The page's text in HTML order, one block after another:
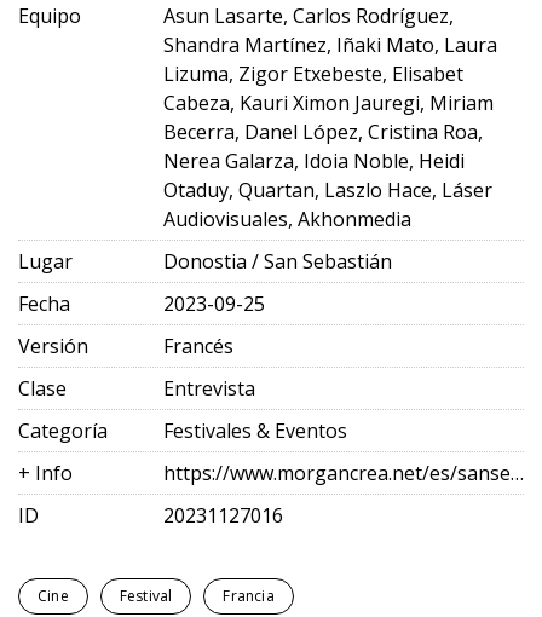
Equipo
Asun Lasarte, Carlos Rodríguez,
Shandra Martínez, Iñaki Mato, Laura
Lizuma, Zigor Etxebeste, Elisabet
Cabeza, Kauri Ximon Jauregi, Miriam
Becerra, Danel López, Cristina Roa,
Nerea Galarza, Idoia Noble, Heidi
Otaduy, Quartan, Laszlo Hace, Láser
Audiovisuales, Akhonmedia
Lugar
Donostia / San Sebastián
Fecha
2023-09-25
Versión
Francés
Clase
Entrevista
Categoría
Festivales & Eventos
+ Info
https://www.morgancrea.net/es/sansebastianfes.html
ID
20231127016
Cine Festival Francia